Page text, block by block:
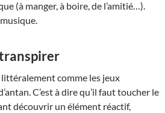
(à manger, à boire, de l’amitié…).
comme les jeux
C’est à dire qu’il faut toucher le
découvrir un élément réactif,